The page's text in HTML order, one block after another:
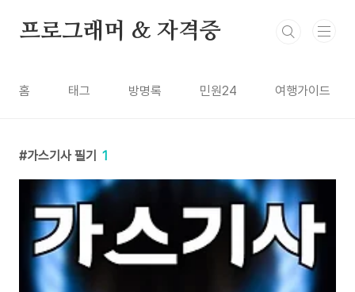
프로그래머 & 자격증
홈 태그 방명록 민원24 여행가이드
가스기사 필기 1